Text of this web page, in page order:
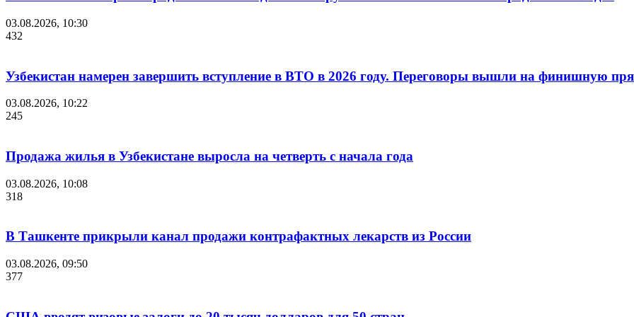
03.08.2026, 10:30
432
Узбекистан намерен завершить вступление в ВТО в 2026 году. Переговоры вышли на финишную
03.08.2026, 10:22
245
Продажа жилья в Узбекистане выросла на четверть с начала года
03.08.2026, 10:08
318
В Ташкенте прикрыли канал продажи контрафактных лекарств из России
03.08.2026, 09:50
377